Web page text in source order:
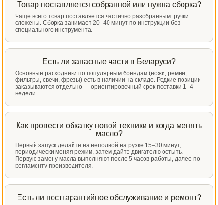
Товар поставляется собранной или нужна сборка?
Чаще всего товар поставляется частично разобранным: ручки
сложены. Сборка занимает 20–40 минут по инструкции без
специального инструмента.
Есть ли запасные части в Беларуси?
Основные расходники по популярным брендам (ножи, ремни,
фильтры, свечи, фрезы) есть в наличии на складе. Редкие позиции
заказываются отдельно — ориентировочный срок поставки 1–4
недели.
Как провести обкатку новой техники и когда менять
масло?
Первый запуск делайте на неполной нагрузке 15–30 минут,
периодически меняя режим, затем дайте двигателю остыть.
Первую замену масла выполняют после 5 часов работы, далее по
регламенту производителя.
Есть ли постгарантийное обслуживание и ремонт?